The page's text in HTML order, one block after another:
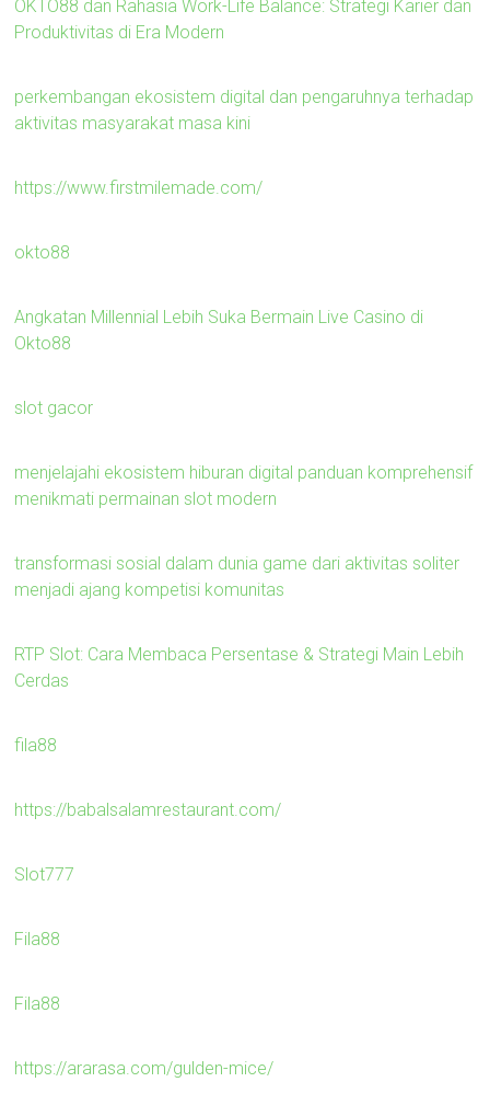
OKTO88 dan Rahasia Work-Life Balance: Strategi Karier dan
Produktivitas di Era Modern
perkembangan ekosistem digital dan pengaruhnya terhadap
aktivitas masyarakat masa kini
https://www.firstmilemade.com/
okto88
Angkatan Millennial Lebih Suka Bermain Live Casino di
Okto88
slot gacor
menjelajahi ekosistem hiburan digital panduan komprehensif
menikmati permainan slot modern
transformasi sosial dalam dunia game dari aktivitas soliter
menjadi ajang kompetisi komunitas
RTP Slot: Cara Membaca Persentase & Strategi Main Lebih
Cerdas
fila88
https://babalsalamrestaurant.com/
Slot777
Fila88
Fila88
https://ararasa.com/gulden-mice/